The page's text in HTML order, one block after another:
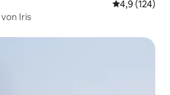
4,9 (124)
von Iris